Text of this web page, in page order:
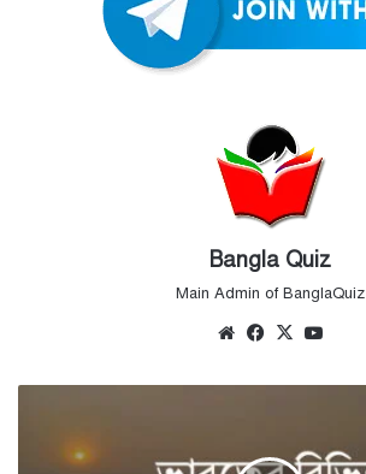
Bangla Quiz
Main Admin of BanglaQuiz
WebsiteFacebook
X